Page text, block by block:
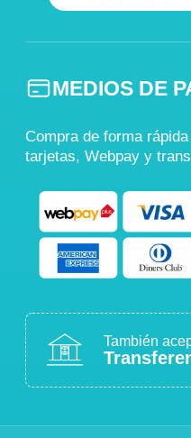
MEDIOS DE
Compra de forma
tarjetas, Webpay y
También